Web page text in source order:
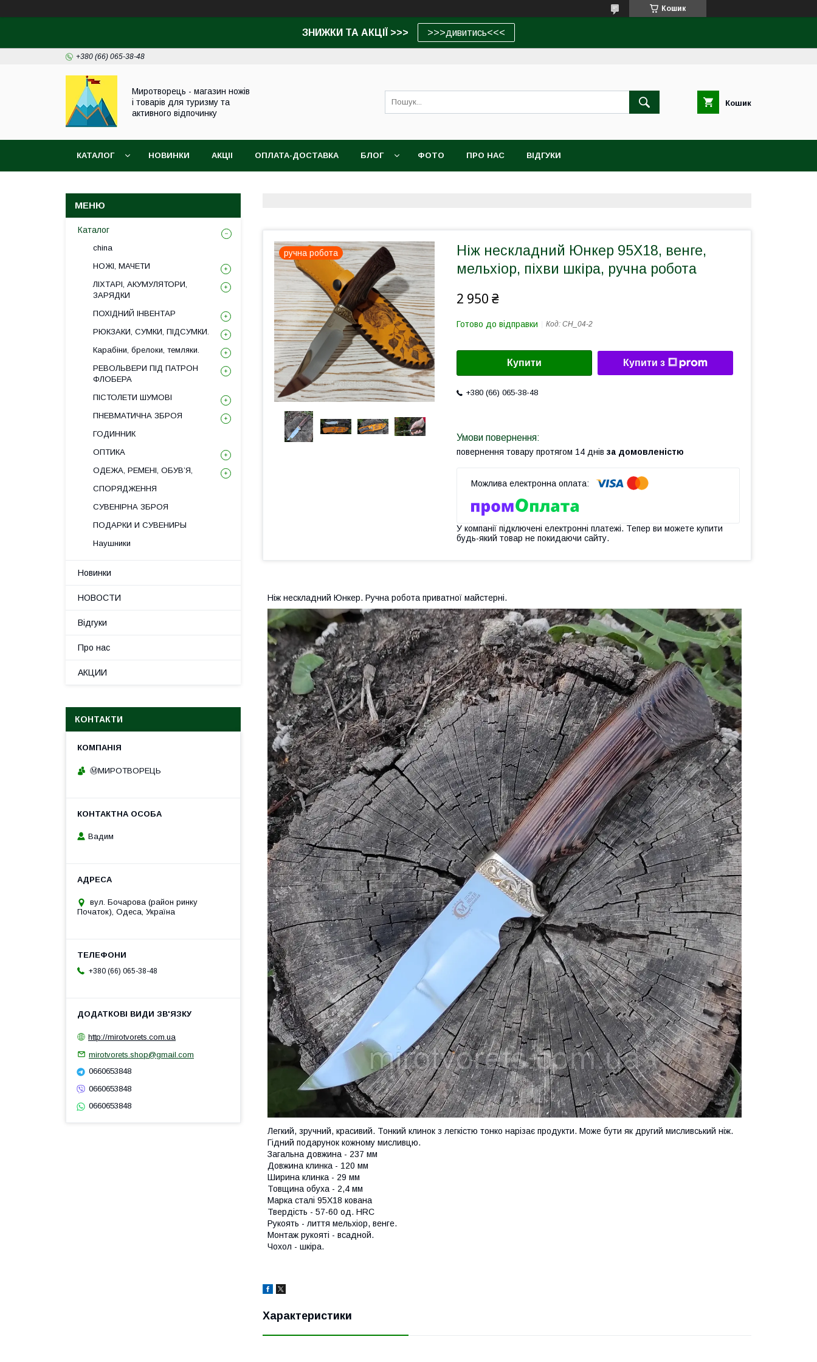
Кошик
ЗНИЖКИ ТА АКЦІЇ >>> >>>дивитись<<<
+380 (66) 065-38-48
Миротворець - магазин ножів
і товарів для туризму та
активного відпочинку
Кошик
КАТАЛОГ НОВИНКИ АКЦІІ ОПЛАТА-ДОСТАВКА БЛОГ ФОТО ПРО НАС ВІДГУКИ
ручна робота
Ніж нескладний Юнкер 95Х18, венге,
мельхіор, піхви шкіра, ручна робота
2 950 ₴
Готово до відправки Код: CH_04-2
Купити Купити з
+380 (66) 065-38-48
повернення товару протягом 14 днів за домовленістю
У компанії підключені електронні платежі. Тепер ви можете купити
будь-який товар не покидаючи сайту.
Ніж нескладний Юнкер. Ручна робота приватної майстерні.
Легкий, зручний, красивий. Тонкий клинок з легкістю тонко нарізає продукти. Може бути як другий мисливський ніж.
Гідний подарунок кожному мисливцю.
Загальна довжина - 237 мм
Довжина клинка - 120 мм
Ширина клинка - 29 мм
Товщина обуха - 2,4 мм
Марка сталі 95Х18 кована
Твердість - 57-60 од. НRC
Рукоять - лиття мельхіор, венге.
Монтаж рукояті - всадной.
Чохол - шкіра.
Характеристики
Каталог
china
НОЖІ, МАЧЕТИ
ЛІХТАРІ, АКУМУЛЯТОРИ,
ЗАРЯДКИ
ПОХІДНИЙ ІНВЕНТАР
РЮКЗАКИ, СУМКИ, ПІДСУМКИ.
Карабіни, брелоки, темляки.
РЕВОЛЬВЕРИ ПІД ПАТРОН
ФЛОБЕРА
ПІСТОЛЕТИ ШУМОВІ
ПНЕВМАТИЧНА ЗБРОЯ
ГОДИННИК
ОПТИКА
ОДЕЖА, РЕМЕНІ, ОБУВ’Я,
СПОРЯДЖЕННЯ
СУВЕНІРНА ЗБРОЯ
ПОДАРКИ И СУВЕНИРЫ
Наушники
Новинки
НОВОСТИ
Відгуки
Про нас
АКЦИИ
КОНТАКТИ
Ⓜ️МИРОТВОРЕЦЬ
Вадим
вул. Бочарова (район ринку
Початок), Одеса, Україна
+380 (66) 065-38-48
http://mirotvorets.com.ua
mirotvorets.shop@gmail.com
0660653848
0660653848
0660653848